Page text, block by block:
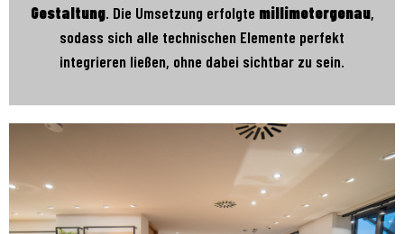
Gestaltung. Die Umsetzung erfolgte millimetergenau,
sodass sich alle technischen Elemente perfekt
integrieren ließen, ohne dabei sichtbar zu sein.